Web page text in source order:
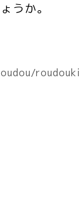
うか。
roudouki